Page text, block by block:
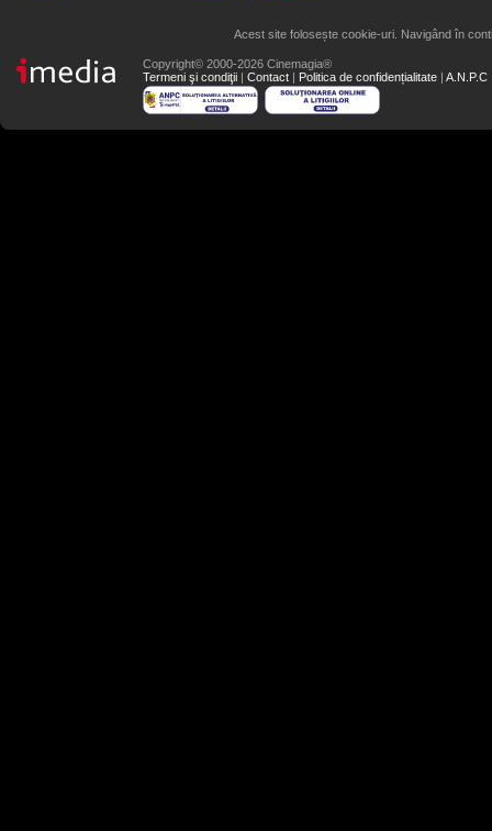
Acest site folosește cookie-uri. Navigând în
Copyright© 2000-2026 Cinemagia®
Termeni şi condiţii | Contact | Politica de confidențialitate | A.N.P.C